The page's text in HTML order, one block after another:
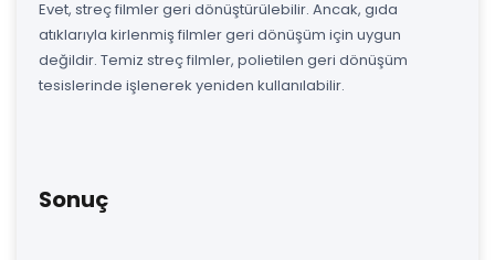
Evet, streç filmler geri dönüştürülebilir. Ancak, gıda
atıklarıyla kirlenmiş filmler geri dönüşüm için uygun
değildir. Temiz streç filmler, polietilen geri dönüşüm
tesislerinde işlenerek yeniden kullanılabilir.
Sonuç